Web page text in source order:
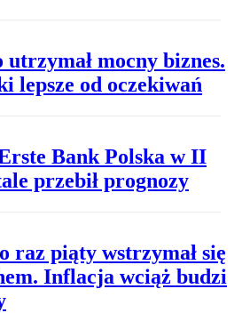
utrzymał mocny biznes.
lepsze od oczekiwań
Bank Polska w II
przebił prognozy
raz piąty wstrzymał się
Inflacja wciąż budzi